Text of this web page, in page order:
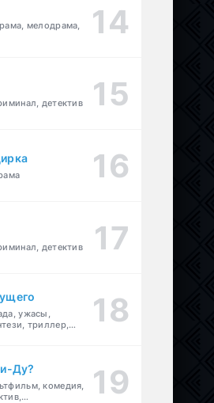
мелодрама,
детектив
детектив
ужасы,
триллер,
Ду?
комедия,